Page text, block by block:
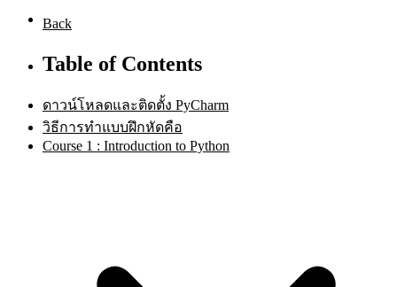
Back
Table of Contents
ดาวน์โหลดและติดตั้ง PyCharm
วิธีการทำแบบฝึกหัดคือ
Course 1 : Introduction to Python